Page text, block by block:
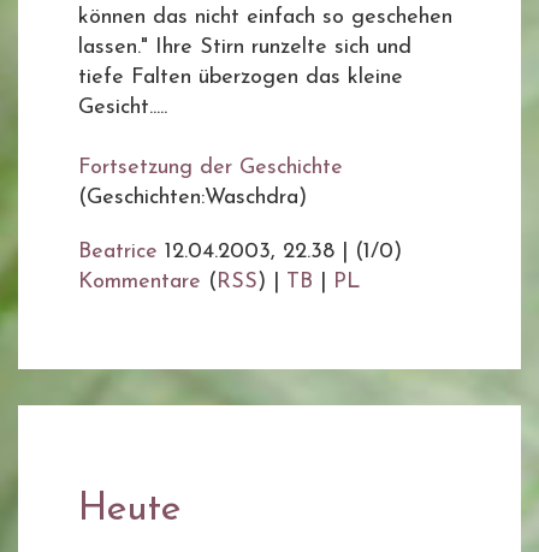
können das nicht einfach so geschehen
lassen." Ihre Stirn runzelte sich und
tiefe Falten überzogen das kleine
Gesicht.....
Fortsetzung der Geschichte
(Geschichten:Waschdra)
Beatrice 12.04.2003, 22.38
(1/0)
Kommentare (RSS) | TB PL
Heute